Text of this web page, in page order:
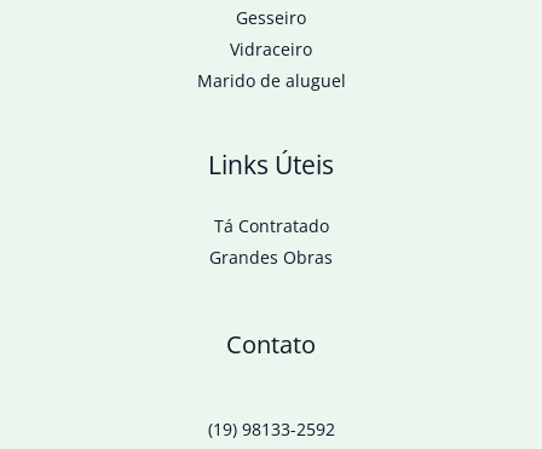
Gesseiro
Vidraceiro
Marido de aluguel
Links Úteis
Tá Contratado
Grandes Obras
Contato
(19) 98133-2592